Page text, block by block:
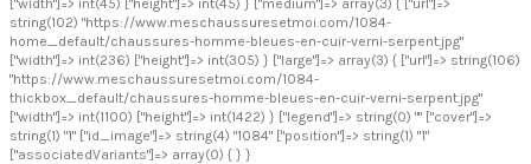
string(102) "https://www.meschaussuresetmoi.com/1084-
home_default/chaussures-homme-bleues-en-cuir-verni-serpent.jpg"
["width"]=> int(236) ["height"]=> int(305) } ["large"]=> array(3) { ["url"]=> string(106)
"https://www.meschaussuresetmoi.com/1084-
thickbox_default/chaussures-homme-bleues-en-cuir-verni-serpent.jpg"
["width"]=> int(1100) ["height"]=> int(1422) } ["legend"]=> string(0) "" ["cover"]=>
string(1) "1" ["id_image"]=> string(4) "1084" ["position"]=> string(1) "1"
["associatedVariants"]=> array(0) { } }